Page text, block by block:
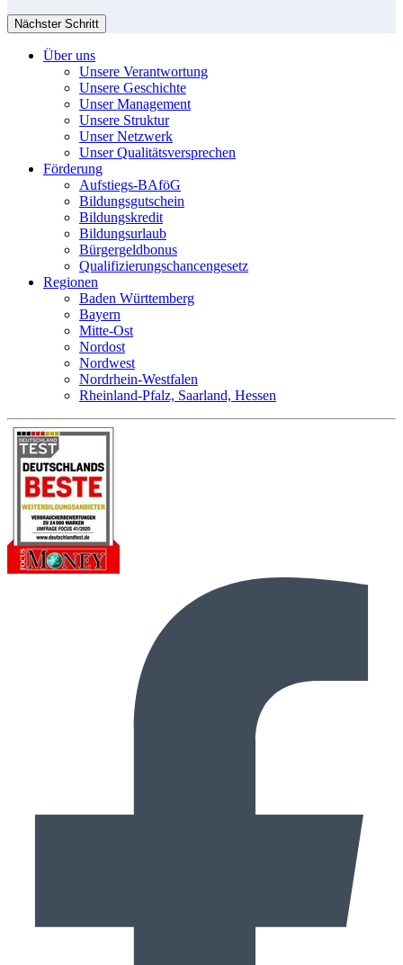
Nächster Schritt
Über uns
Unsere Verantwortung
Unsere Geschichte
Unser Management
Unsere Struktur
Unser Netzwerk
Unser Qualitätsversprechen
Förderung
Aufstiegs-BAföG
Bildungsgutschein
Bildungskredit
Bildungsurlaub
Bürgergeldbonus
Qualifizierungschancengesetz
Regionen
Baden Württemberg
Bayern
Mitte-Ost
Nordost
Nordwest
Nordrhein-Westfalen
Rheinland-Pfalz, Saarland, Hessen